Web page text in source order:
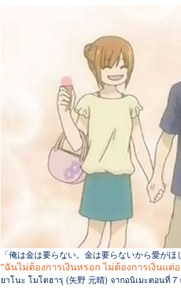
「俺は金は要らない。金は要らないから愛がほ
"ฉันไม่ต้องการเงินหรอก ไม่ต้องการเงินแต่
ยาโนะ โมโตฮารุ (矢野 元晴) จากอนิเมะตอนที่